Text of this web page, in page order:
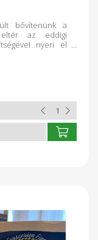
bővítenünk a
eltér az eddigi
nyeri el
az egyik
az eperlevél
tésztát